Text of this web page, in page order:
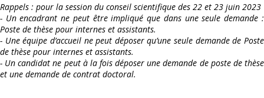
Rappels : pour la session du conseil scientifique des 22 et 23 juin 2023
- Un encadrant ne peut être impliqué que dans une seule demande :
Poste de thèse pour internes et assistants.
- Une équipe d’accueil ne peut déposer qu’une seule demande de Poste
de thèse pour internes et assistants.
- Un candidat ne peut à la fois déposer une demande de poste de thèse
et une demande de contrat doctoral.